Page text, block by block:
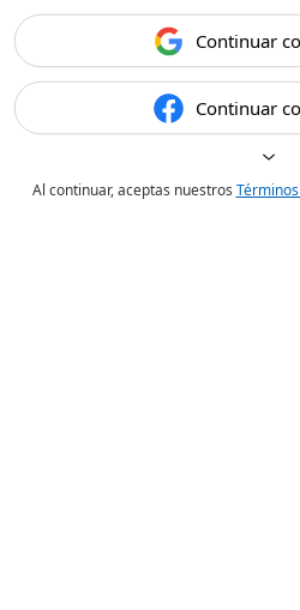
Continuar
Continuar
Al continuar, aceptas nuestros